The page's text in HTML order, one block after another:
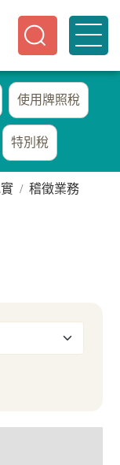
使用牌照稅
特別稅
稽徵業務